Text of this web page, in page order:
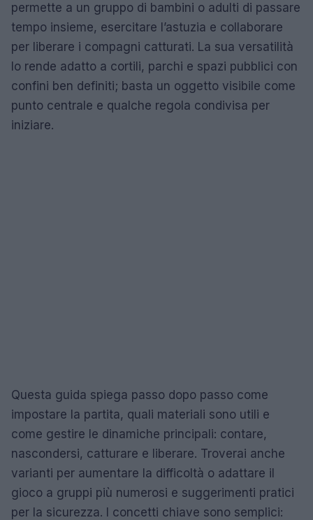
permette a un gruppo di bambini o adulti di passare
tempo insieme, esercitare l’astuzia e collaborare
per liberare i compagni catturati. La sua versatilità
lo rende adatto a cortili, parchi e spazi pubblici con
confini ben definiti; basta un oggetto visibile come
punto centrale e qualche regola condivisa per
iniziare.
Questa guida spiega passo dopo passo come
impostare la partita, quali materiali sono utili e
come gestire le dinamiche principali: contare,
nascondersi, catturare e liberare. Troverai anche
varianti per aumentare la difficoltà o adattare il
gioco a gruppi più numerosi e suggerimenti pratici
per la sicurezza. I concetti chiave sono semplici: